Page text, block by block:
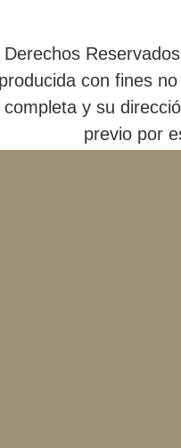
con fines
y su
previo por